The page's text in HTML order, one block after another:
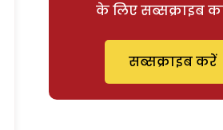
के लिए सब्सक्राइब
सब्सक्राइब करें